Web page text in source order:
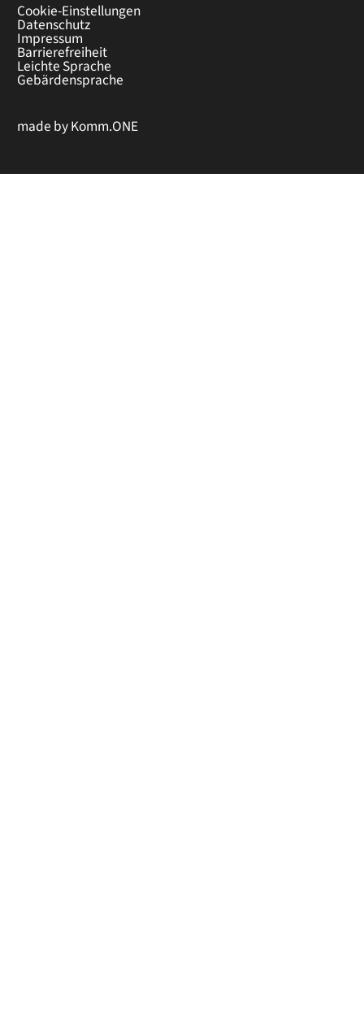
Cookie-Einstellungen
Datenschutz
Impressum
Barrierefreiheit
Leichte Sprache
Gebärdensprache
made byKomm.ONE